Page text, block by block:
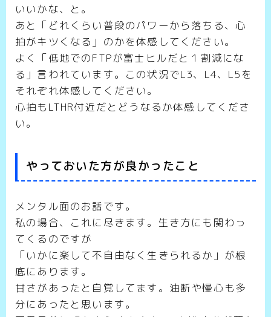
いいかな、と。
あと「どれくらい普段のパワーから落ちる、心
拍がキツくなる」のかを体感してください。
よく「低地でのFTPが富士ヒルだと１割減にな
る」言われています。この状況でL3、L4、L5を
それぞれ体感してください。
心拍もLTHR付近だとどうなるか体感してくださ
い。
やっておいた方が良かったこと
メンタル面のお話です。
私の場合、これに尽きます。生き方にも関わっ
てくるのですが
「いかに楽して不自由なく生きられるか」が根
底にあります。
甘さがあったと自覚してます。油断や慢心も多
分にあったと思います。